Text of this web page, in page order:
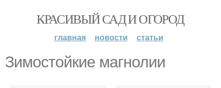
КРАСИВЫЙ САД И ОГОРОД
главная новости статьи
Зимостойкие магнолии